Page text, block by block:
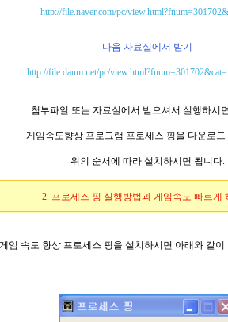
http://file.naver.com/pc/
다음 자료실에서 받기
http://file.daum.net/pc/
첨부파일 또는자료실에서 받으셔서 실행하시
게임속도향상 프로그램 프로세스 핑을 다운로드
위의 순서에 따라 설치하시면 됩니다.
2. 프로세스 핑 실행방법과 게임속도 빠르게
게임 속도 향상 프로세스 핑을 설치하시면 아래와 같이